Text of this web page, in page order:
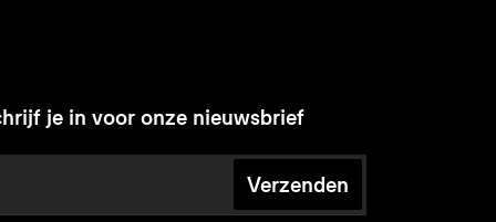
je in voor onze nieuwsbrief
Verzenden